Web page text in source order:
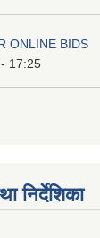
ONLINE BIDS
17:25
निर्देशिका